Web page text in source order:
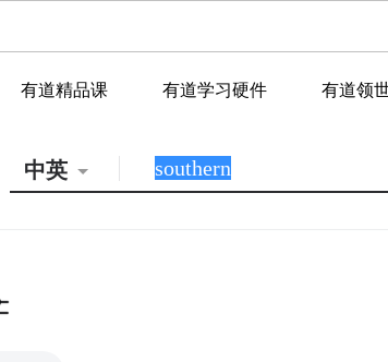
有道精品课 有道学习硬件 有道领
中英